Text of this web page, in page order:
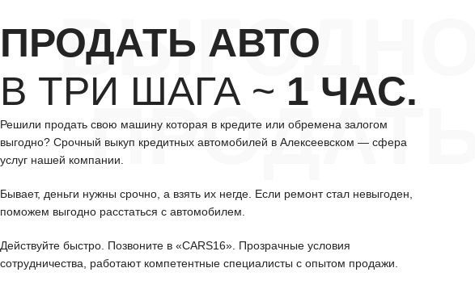
ВЫГОДНО
ПРОДАТЬ
ПРОДАТЬ АВТО
В ТРИ ШАГА ~ 1 ЧАС.
Решили продать свою машину которая в кредите или обремена залогом
выгодно? Срочный выкуп кредитных автомобилей в Алексеевском — сфера
услуг нашей компании.
Бывает, деньги нужны срочно, а взять их негде. Если ремонт стал невыгоден,
поможем выгодно расстаться с автомобилем.
Действуйте быстро. Позвоните в «CARS16». Прозрачные условия
сотрудничества, работают компетентные специалисты с опытом продажи.